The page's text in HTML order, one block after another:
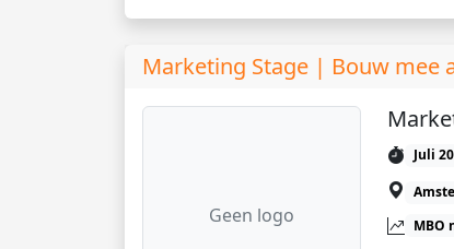
Marketing Stage | Bouw mee
Geen logo
Juli
MBO